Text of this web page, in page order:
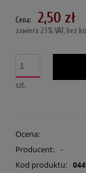
Cena: 2,50 zł
zawiera 23% VAT, bez
szt.
Ocena:
Producent: -
Kod produktu: